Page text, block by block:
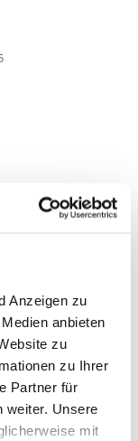
Anzeigen zu
anbieten
zu
zu Ihrer
Partner für
weiter. Unsere
mit